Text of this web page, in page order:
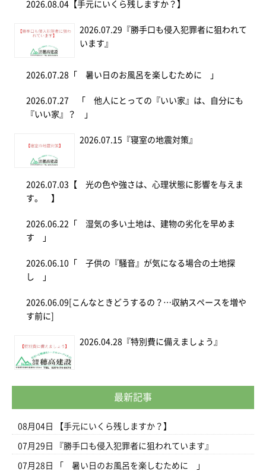
2026.08.04 【手元にいくら残しますか？】
2026.07.29 『勝手口も侵入犯罪者に狙われて
います』
2026.07.28 「 暑い日のお風呂を楽しむために 」
2026.07.27 「 他人にとっての『いい家』は、自分にも
『いい家』？ 」
2026.07.15 『寝室の地震対策』
2026.07.03 【 光の色や強さは、心理状態に影響を与えま
す。 】
2026.06.22 「 湿気の多い土地は、建物の劣化を早めま
す 」
2026.06.10 「 子供の『騒音』が気になる場合の土地探
し 」
2026.06.09 [こんなときどうするの？…収納スペースを増や
す前に]
2026.04.28 『特別費に備えましょう』
最新記事
08月04日 【手元にいくら残しますか？】
07月29日 『勝手口も侵入犯罪者に狙われています』
07月28日 「 暑い日のお風呂を楽しむために 」